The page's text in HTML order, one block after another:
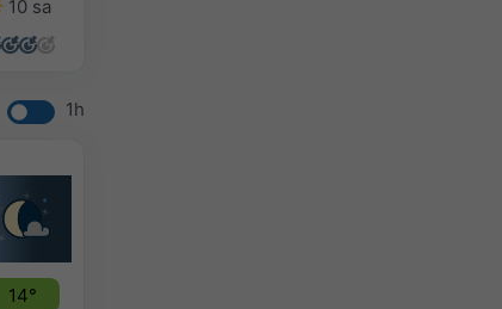
10 sa
1h
14°